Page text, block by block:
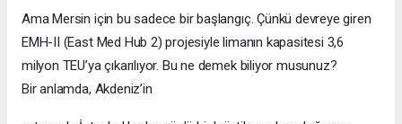
Ama Mersin için bu sadece bir başlangıç. Çünkü devreye giren
EMH-II (East Med Hub 2) projesiyle limanın kapasitesi 3,6
milyon TEU’ya çıkarılıyor. Bu ne demek biliyor musunuz?
Bir anlamda, Akdeniz’in